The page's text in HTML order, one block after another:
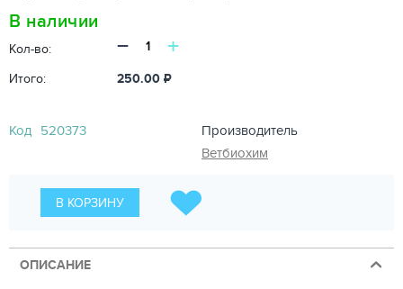
В наличии
Кол-во: − +
Итого: 250.00 ₽
Код 520373
Производитель
Ветбиохим
В КОРЗИНУ
ОПИСАНИЕ